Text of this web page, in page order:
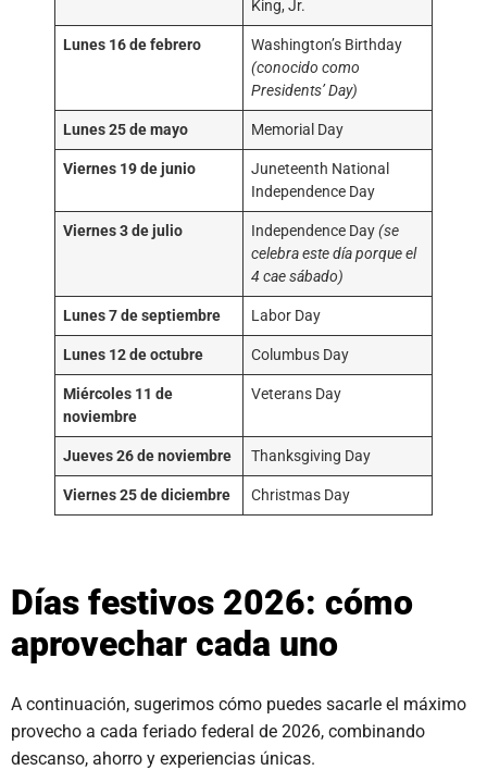
King, Jr.
Lunes 16 de febrero
Washington’s Birthday
(conocido como
Presidents’ Day)
Lunes 25 de mayo Memorial Day
Viernes 19 de junio
Juneteenth National
Independence Day
Viernes 3 de julio Independence Day(se
celebra este día porque el
4 cae sábado)
Lunes 7 de septiembre Labor Day
Lunes 12 de octubre Columbus Day
Miércoles 11 de
noviembre
Veterans Day
Jueves 26 de noviembre Thanksgiving Day
Viernes 25 de diciembre Christmas Day
Días festivos 2026: cómo
aprovechar cada uno
A continuación, sugerimos cómo puedes sacarle el máximo
provecho a cada feriado federal de 2026, combinando
descanso, ahorro y experiencias únicas.